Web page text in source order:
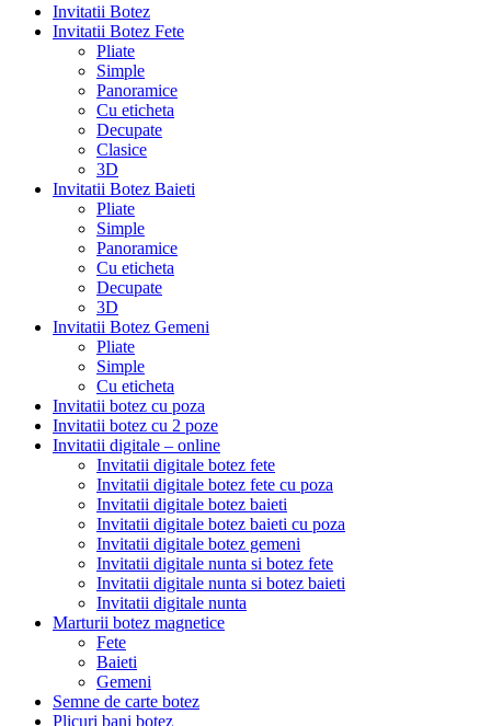
Invitatii Botez
Invitatii Botez Fete
Pliate
Simple
Panoramice
Cu eticheta
Decupate
Clasice
3D
Invitatii Botez Baieti
Pliate
Simple
Panoramice
Cu eticheta
Decupate
3D
Invitatii Botez Gemeni
Pliate
Simple
Cu eticheta
Invitatii botez cu poza
Invitatii botez cu 2 poze
Invitatii digitale – online
Invitatii digitale botez fete
Invitatii digitale botez fete cu poza
Invitatii digitale botez baieti
Invitatii digitale botez baieti cu poza
Invitatii digitale botez gemeni
Invitatii digitale nunta si botez fete
Invitatii digitale nunta si botez baieti
Invitatii digitale nunta
Marturii botez magnetice
Fete
Baieti
Gemeni
Semne de carte botez
Plicuri bani botez